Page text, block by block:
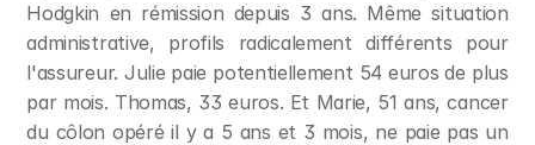
Hodgkin en rémission depuis 3 ans. Même situation
administrative, profils radicalement différents pour
l'assureur. Julie paie potentiellement 54 euros de plus
par mois. Thomas, 33 euros. Et Marie, 51 ans, cancer
du côlon opéré il y a 5 ans et 3 mois, ne paie pas un